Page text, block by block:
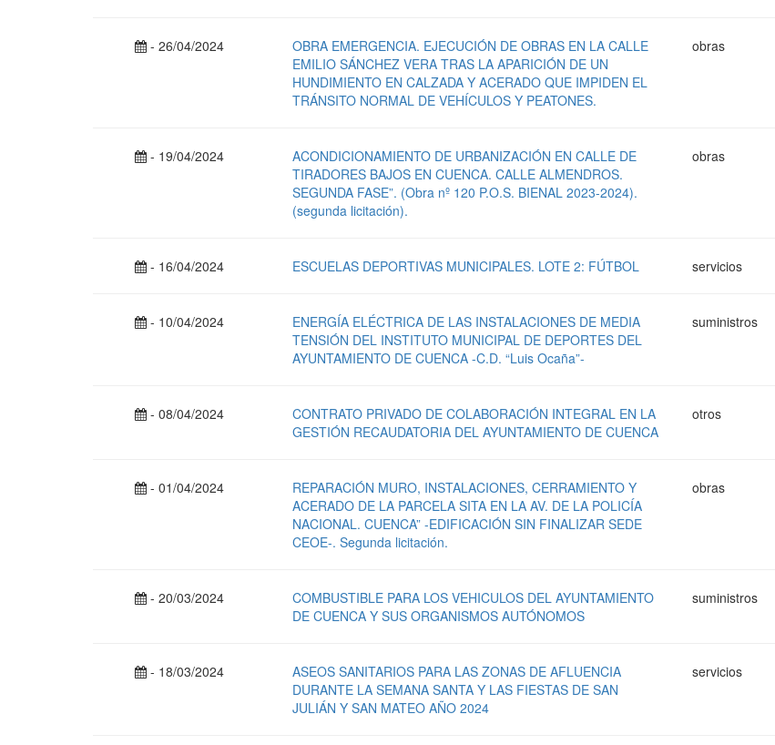
- 26/04/2024
OBRA EMERGENCIA. EJECUCIÓN DE OBRAS EN LA CALLE
EMILIO SÁNCHEZ VERA TRAS LA APARICIÓN DE UN
HUNDIMIENTO EN CALZADA Y ACERADO QUE IMPIDEN EL
TRÁNSITO NORMAL DE VEHÍCULOS Y PEATONES.
obras
- 19/04/2024
ACONDICIONAMIENTO DE URBANIZACIÓN EN CALLE DE
TIRADORES BAJOS EN CUENCA. CALLE ALMENDROS.
SEGUNDA FASE”. (Obra nº 120 P.O.S. BIENAL 2023-2024).
(segunda licitación).
obras
- 16/04/2024 ESCUELAS DEPORTIVAS MUNICIPALES. LOTE 2: FÚTBOL servicios
- 10/04/2024
ENERGÍA ELÉCTRICA DE LAS INSTALACIONES DE MEDIA
TENSIÓN DEL INSTITUTO MUNICIPAL DE DEPORTES DEL
AYUNTAMIENTO DE CUENCA -C.D. “Luis Ocaña”-
suministros
- 08/04/2024
CONTRATO PRIVADO DE COLABORACIÓN INTEGRAL EN LA
GESTIÓN RECAUDATORIA DEL AYUNTAMIENTO DE CUENCA
otros
- 01/04/2024
REPARACIÓN MURO, INSTALACIONES, CERRAMIENTO Y
ACERADO DE LA PARCELA SITA EN LA AV. DE LA POLICÍA
NACIONAL. CUENCA” -EDIFICACIÓN SIN FINALIZAR SEDE
CEOE-. Segunda licitación.
obras
- 20/03/2024
COMBUSTIBLE PARA LOS VEHICULOS DEL AYUNTAMIENTO
DE CUENCA Y SUS ORGANISMOS AUTÓNOMOS
suministros
- 18/03/2024
ASEOS SANITARIOS PARA LAS ZONAS DE AFLUENCIA
DURANTE LA SEMANA SANTA Y LAS FIESTAS DE SAN
JULIÁN Y SAN MATEO AÑO 2024
servicios